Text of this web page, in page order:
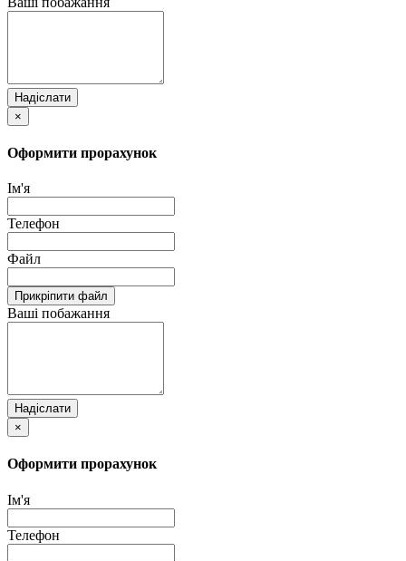
Надіслати
×
Оформити прорахунок
Ім'я
Телефон
Файл
Прикріпити файл
Ваші побажання
Надіслати
×
Оформити прорахунок
Ім'я
Телефон